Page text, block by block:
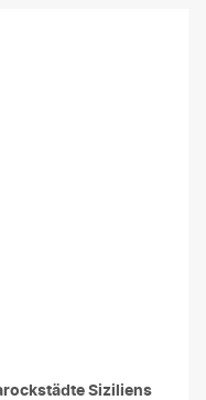
Siziliens